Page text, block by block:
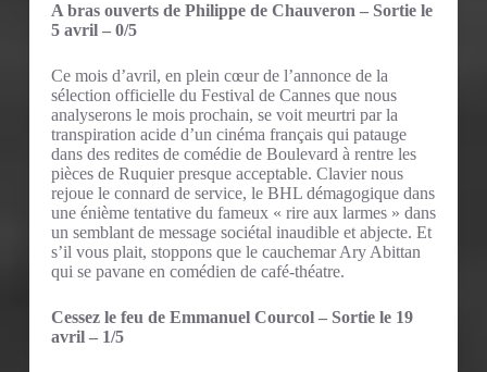
A bras ouverts de Philippe de Chauveron – Sortie le
5 avril – 0/5
Ce mois d’avril, en plein cœur de l’annonce de la
sélection officielle du Festival de Cannes que nous
analyserons le mois prochain, se voit meurtri par la
transpiration acide d’un cinéma français qui patauge
dans des redites de comédie de Boulevard à rentre les
pièces de Ruquier presque acceptable. Clavier nous
rejoue le connard de service, le BHL démagogique dans
une énième tentative du fameux « rire aux larmes » dans
un semblant de message sociétal inaudible et abjecte. Et
s’il vous plait, stoppons que le cauchemar Ary Abittan
qui se pavane en comédien de café-théatre.
Cessez le feu de Emmanuel Courcol – Sortie le 19
avril – 1/5